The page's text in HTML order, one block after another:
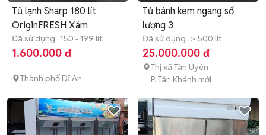
Tủ lạnh Sharp 180 lít
OriginFRESH Xám
Đã sử dụng 150 - 199 lít
1.600.000 đ
Thành phố Dĩ An
Tủ bánh kem ngang số
lượng 3
Đã sử dụng > 500 lít
25.000.000 đ
Thị xã Tân Uyên
P. Tân Khánh mới